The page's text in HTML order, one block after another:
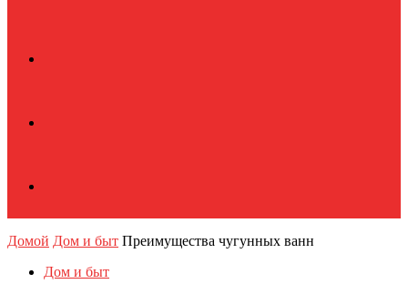
Домой Дом и быт Преимущества чугунных ванн
Дом и быт